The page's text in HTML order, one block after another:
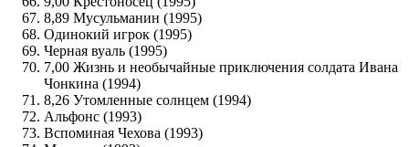
8,89 Мусульманин (1995)
Одинокий игрок (1995)
Черная вуаль (1995)
7,00 Жизнь и необычайные приключения солдата Ивана
Чонкина (1994)
8,26 Утомленные солнцем (1994)
Альфонс (1993)
Вспоминая Чехова (1993)